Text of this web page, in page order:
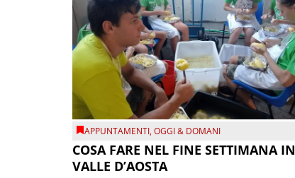
APPUNTAMENTI,OGGI & DOMANI
COSA FARE NEL FINE SETTIMANA IN
VALLE D’AOSTA